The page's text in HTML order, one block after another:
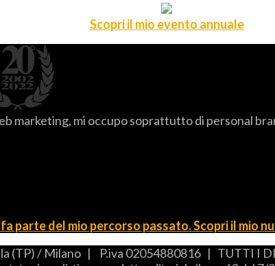
Scopri il mio evento annuale
marketing, mi occupo soprattutto di personal
parte del mio percorso passato. Scopri il mio
(TP) / Milano | P.iva 02054880816 | TUTTI I